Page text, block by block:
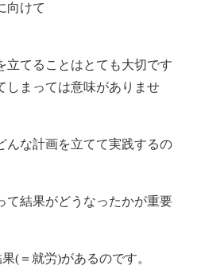
向けて
立てることはとても大切です
しまっては意味がありませ
んな計画を立てて実践するの
て結果がどうなったかが重要
(＝就労)があるのです。